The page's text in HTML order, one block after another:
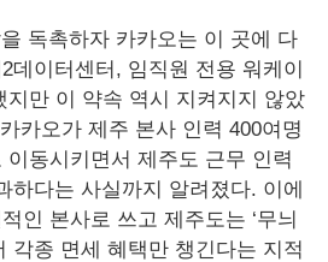
독촉하자 카카오는 이 곳에 다
데이터센터, 임직원 전용 워케이
지만 이 약속 역시 지켜지지 않았
카오가 제주 본사 인력 400여명
동시키면서 제주도 근무 인력
하다는 사실까지 알려졌다. 이에
인 본사로 쓰고 제주도는 ‘무늬
각종 면세 혜택만 챙긴다는 지적